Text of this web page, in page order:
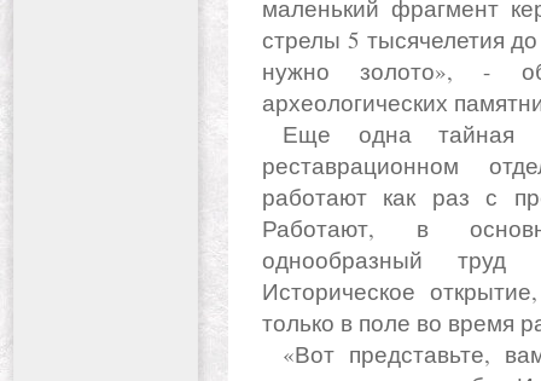
маленький фрагмент
стрелы 5 тысячелетия
нужно золото», -
археологических
Еще одна тайная дверь, и мы оказываемся в
реставрационном
работают как раз с
Работают, в
однообразный
Историческое
только в поле во время
«Вот представьте, вам уникальный дается памятник –